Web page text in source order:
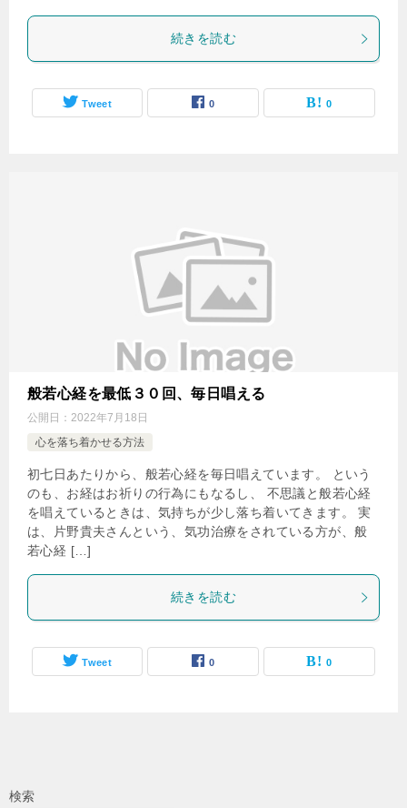
続きを読む
Tweet 0 0
般若心経を最低３０回、毎日唱える
公開日： 2022年7月18日
心を落ち着かせる方法
初七日あたりから、般若心経を毎日唱えています。 という
のも、お経はお祈りの行為にもなるし、 不思議と般若心経
を唱えているときは、気持ちが少し落ち着いてきます。 実
は、片野貴夫さんという、気功治療をされている方が、般
若心経 […]
続きを読む
Tweet 0 0
検索